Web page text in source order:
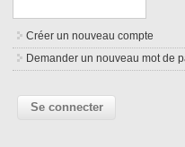
Créer un nouveau compte
Demander un nouveau mot de